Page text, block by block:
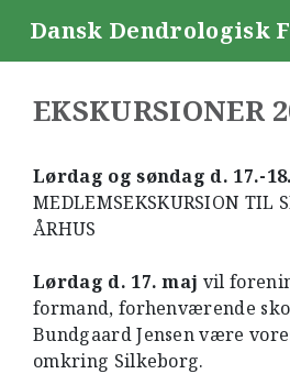
Dansk Dendrologisk
EKSKURSIONER
Lørdag og søndag d. 17.-
MEDLEMSEKSKURSION TIL
ÅRHUS
Lørdag d. 17. maj vil
formand, forhenværende
Bundgaard Jensen være
omkring Silkeborg.